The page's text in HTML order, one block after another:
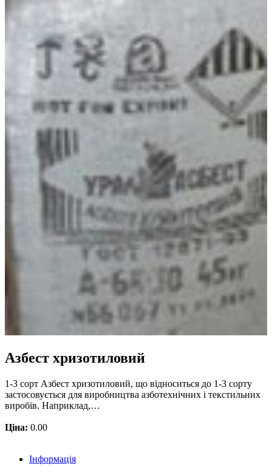
Азбест хризотиловий
1-3 сорт Азбест хризотиловий, що відноситься до 1-3 сорту
застосовується для виробництва азботехнічних і текстильних
виробів. Наприклад,…
Ціна: 0.00
Інформація